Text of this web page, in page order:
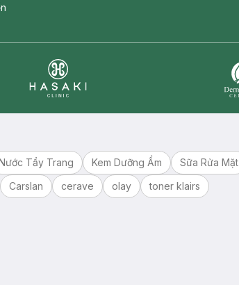
Tẩy Trang Kem Dưỡng Ẩm Sữa Rửa Mặt
Carslan cerave olay toner klairs